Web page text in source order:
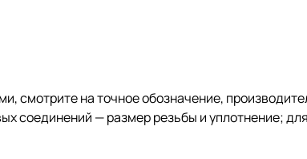
смотрите на точное обозначение,
соединений — размер резьбы и уплотнение;